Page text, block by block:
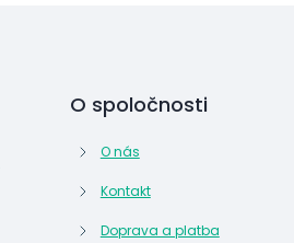
O spoločnosti
O nás
Kontakt
Doprava a platba